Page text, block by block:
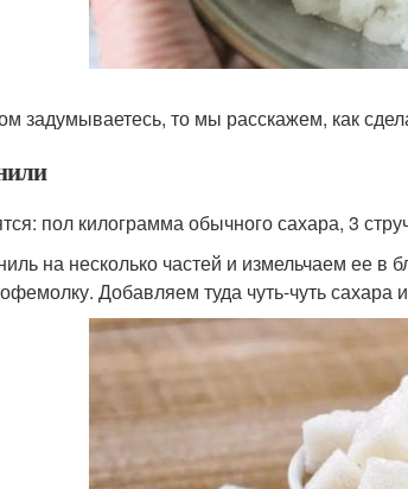
задумываетесь, то мы расскажем, как
пол килограмма обычного сахара, 3
на несколько частей и измельчаем ее в
Добавляем туда чуть-чуть